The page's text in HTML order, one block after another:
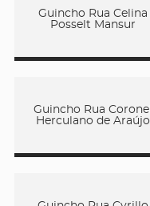
Guincho Rua Celina
Posselt Mansur
Guincho Rua Coronel
Herculano de Araújo